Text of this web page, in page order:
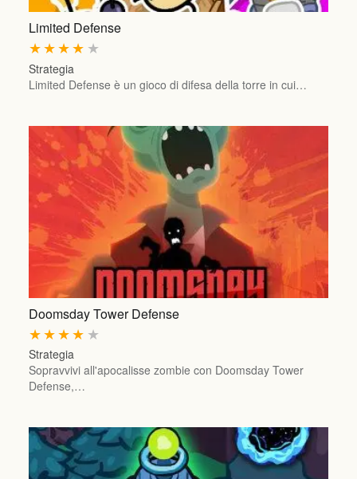
Limited Defense
★
★
★
★
★
Strategia
Limited Defense è un gioco di difesa della torre in cui…
Doomsday Tower Defense
★
★
★
★
★
Strategia
Sopravvivi all'apocalisse zombie con Doomsday Tower
Defense,…